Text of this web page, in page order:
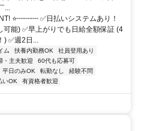
⭐┉┉┉ ✅日払いシステムあり！
能) ✅早上がりでも日給全額保証 (4
✅週2日...
ム 扶養内勤務OK
社員登用あり
・主夫歓迎
60代も応募可
平日のみOK 転勤なし
経験不問
いOK 有資格者歓迎